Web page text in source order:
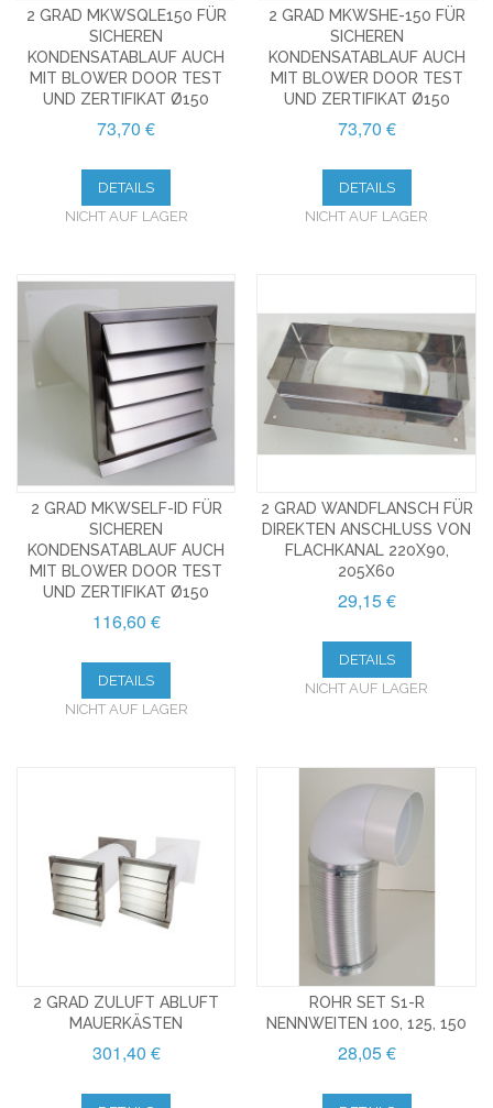
2 GRAD MKWSQLE150 FÜR
SICHEREN
KONDENSATABLAUF AUCH
MIT BLOWER DOOR TEST
UND ZERTIFIKAT Ø150
73,70 €
DETAILS
NICHT AUF LAGER
2 GRAD MKWSHE-150 FÜR
SICHEREN
KONDENSATABLAUF AUCH
MIT BLOWER DOOR TEST
UND ZERTIFIKAT Ø150
73,70 €
DETAILS
NICHT AUF LAGER
2 GRAD MKWSELF-ID FÜR
SICHEREN
KONDENSATABLAUF AUCH
MIT BLOWER DOOR TEST
UND ZERTIFIKAT Ø150
116,60 €
DETAILS
NICHT AUF LAGER
2 GRAD WANDFLANSCH FÜR
DIREKTEN ANSCHLUSS VON
FLACHKANAL 220X90,
205X60
29,15 €
DETAILS
NICHT AUF LAGER
2 GRAD ZULUFT ABLUFT
MAUERKÄSTEN
301,40 €
ROHR SET S1-R
NENNWEITEN 100, 125, 150
28,05 €